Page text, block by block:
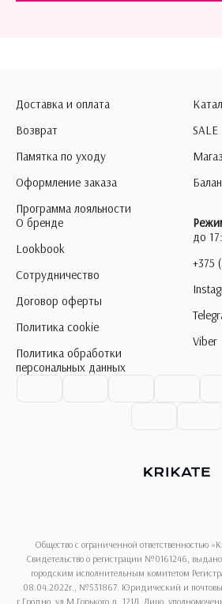
Доставка и оплата
Возврат
Памятка по уходу
Оформление заказа
Программа лояльности
SALE
О бренде
Lookbook
Сотрудничество
Договор оферты
Политика cookie
Политика обработки
персональных данных
до
+375
Viber
Общество с ограниченной ответственностью
Свидетельство о регистрации №0161246,
городским исполнительным комитетом
08.04.2022г., №531867. Юридический и
г.Гродно, ул.М.Горького,д. 121Д. Лицо,